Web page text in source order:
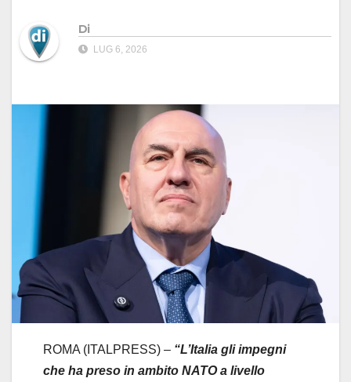
Di
LUG 6, 2026
ROMA (ITALPRESS) – “L’Italia gli impegni
che ha preso in ambito NATO a livello